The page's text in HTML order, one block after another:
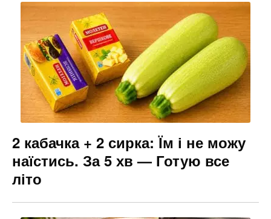
2 кабачка + 2 сирка: Їм і не можу
наїстись. За 5 хв — Готую все
літо